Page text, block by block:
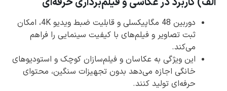
دوربین 48 مگاپیکسلی و قابلیت ضبط ویدیو 4K، امکان
ثبت تصاویر و فیلم‌های با کیفیت سینمایی را فراهم
می‌کند.
این ویژگی به عکاسان و فیلم‌سازان کوچک و استودیوهای
خانگی اجازه می‌دهد بدون تجهیزات سنگین، محتوای
حرفه‌ای تولید کنند.